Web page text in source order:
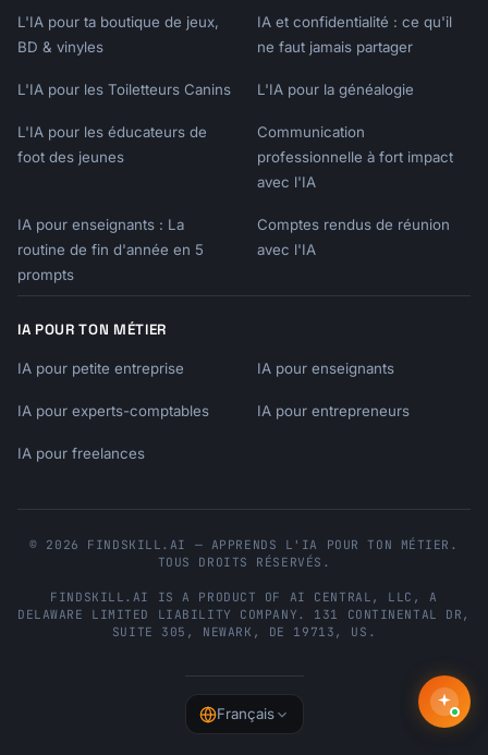
Bibliography:
Last, First. "Title of Article." Journal Name
volume, no. issue (Year): pages.
### Author-Date Format
```
Reference:
Last, First. Year. Title. Place: Publisher.
In-text: (Last Year, page)
```
Reference:
In-text: (Last Year)
## Harvard Style
L'IA pour ta boutique de jeux,
BD & vinyles
IA et confidentialité : ce qu'il
ne faut jamais partager
L'IA pour les Toiletteurs Canins L'IA pour la généalogie
L'IA pour les éducateurs de
foot des jeunes
Communication
professionnelle à fort impact
avec l'IA
IA pour enseignants : La
routine de fin d'année en 5
prompts
Comptes rendus de réunion
avec l'IA
IA POUR TON MÉTIER
IA pour petite entreprise IA pour enseignants
IA pour experts-comptables IA pour entrepreneurs
IA pour freelances
© 2026 FINDSKILL.AI — APPRENDS L'IA POUR TON MÉTIER.
TOUS DROITS RÉSERVÉS.
FINDSKILL.AI IS A PRODUCT OF AI CENTRAL, LLC , A
DELAWARE LIMITED LIABILITY COMPANY. 131 CONTINENTAL DR,
SUITE 305 , NEWARK , DE 19713 , US .
Français